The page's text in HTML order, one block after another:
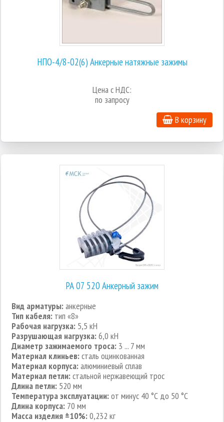
НПО-4/8-02(6) Анкерные натяжные зажимы
Цена с НДС:
по запросу
В корзину
РА 07 520 Анкерный зажим
Вид арматуры:анкерные
Тип кабеля: тип «8»
Рабочая нагрузка: 5,5 кН
Разрушающая нагрузка:6,0 кН
Диаметр зажимаемого троса: 3 ... 7 мм
Материал клиньев:сталь оцинкованная
Материал корпуса:алюминиевый сплав
Материал петли:стальной нержавеющий трос
Длина петли: 520 мм
Температура эксплуатации:от минус 40 °С до 50 °С
Длина корпуса: 70 мм
Масса изделия ±10%:0,232 кг